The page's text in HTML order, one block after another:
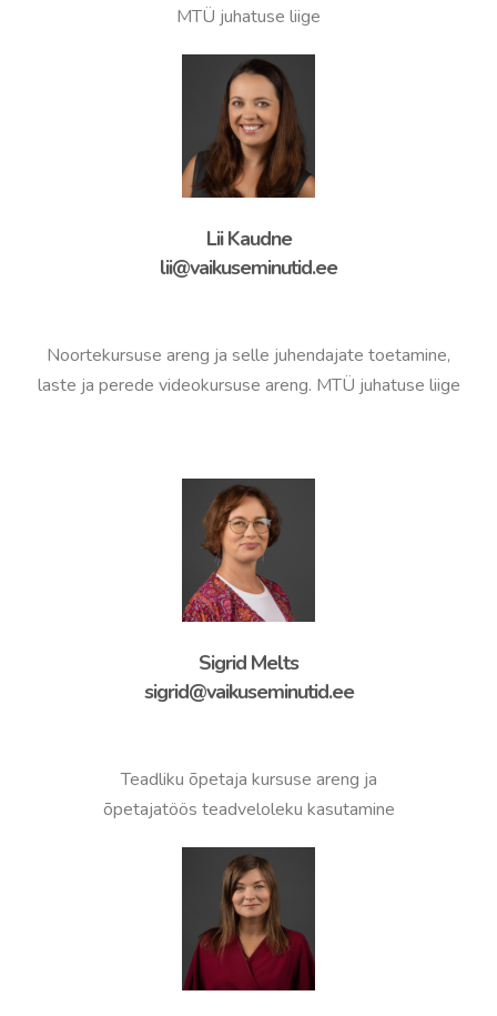
MTÜ juhatuse liige
Lii Kaudne
lii@vaikuseminutid.ee
Noortekursuse areng ja selle juhendajate toetamine,
laste ja perede videokursuse areng. MTÜ juhatuse liige
Sigrid Melts
sigrid@vaikuseminutid.ee
Teadliku õpetaja kursuse areng ja
õpetajatöös teadveloleku kasutamine